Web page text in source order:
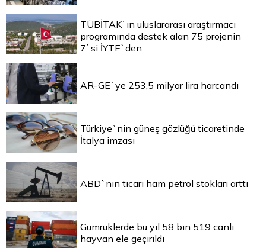
TÜBİTAK`ın uluslararası araştırmacı
programında destek alan 75 projenin
7`si İYTE`den
AR-GE`ye 253,5 milyar lira harcandı
Türkiye`nin güneş gözlüğü ticaretinde
İtalya imzası
ABD`nin ticari ham petrol stokları arttı
Gümrüklerde bu yıl 58 bin 519 canlı
hayvan ele geçirildi